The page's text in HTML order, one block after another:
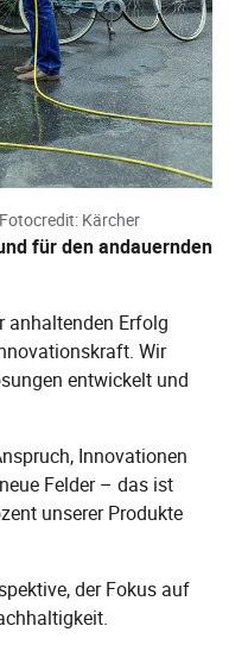
Kärcher
für den andauernden
anhaltenden Erfolg
Wir
entwickelt und
Innovationen
Felder – das ist
unserer Produkte
der Fokus auf